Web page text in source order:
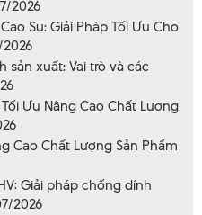
2026
Su: Giải Pháp Tối Ưu Cho
sản xuất: Vai trò và các
Ưu Nâng Cao Chất Lượng
Cao Chất Lượng Sản Phẩm
Giải pháp chống dính
2026